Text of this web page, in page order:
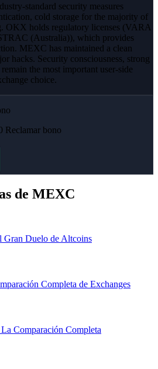
standard security measures
cold storage for the majority of
OKX holds regulatory licenses (VARA
(Australia)), which provides
MEXC has maintained a clean
hacks. Security consciousness, strong
the most important user-side
choice.
Reclamar bono
de MEXC
Duelo de Altcoins
Completa de Exchanges
Comparación Completa